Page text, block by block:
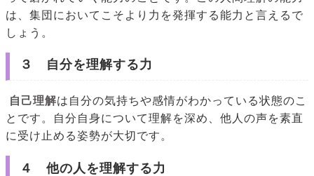
は、集団においてこそより力を発揮する能力と言えるで
しょう。
３ 自分を理解する力
自己理解は自分の気持ちや感情がわかっている状態のこ
とです。自分自身について理解を深め、他人の声を素直
に受け止める姿勢が大切です。
４ 他の人を理解する力